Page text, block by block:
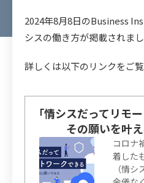
2024年8月8日のBusiness
シスの働き方が掲載されまし
詳しくは以下のリンクをご覧
｢情シスだってリモ
その願いを叶
コロナ
着した
（情